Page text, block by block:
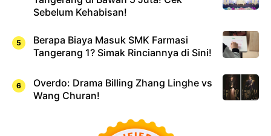
Sebelum Kehabisan!
Berapa Biaya Masuk SMK Farmasi
Tangerang 1? Simak Rinciannya di Sini!
Overdo: Drama Billing Zhang Linghe vs
Wang Churan!